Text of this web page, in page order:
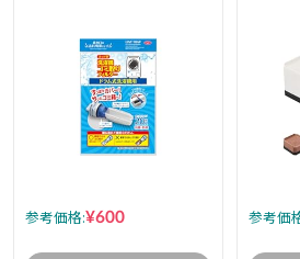
参考価格:¥600 参考価